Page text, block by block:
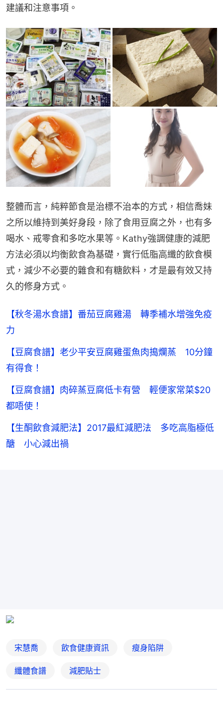
建議和注意事項。
整體而言，純粹節食是治標不治本的方式，相信喬妹
之所以維持到美好身段，除了食用豆腐之外，也有多
喝水、戒零食和多吃水果等。Kathy強調健康的減肥
方法必須以均衡飲食為基礎，實行低脂高纖的飲食模
式，減少不必要的雜食和有糖飲料，才是最有效又持
久的修身方式。
【秋冬湯水食譜】番茄豆腐雞湯 轉季補水增強免疫
力
【豆腐食譜】老少平安豆腐雞蛋魚肉搗爛蒸 10分鐘
有得食！
【豆腐食譜】肉碎蒸豆腐低卡有營 輕便家常菜$20
都唔使！
【生酮飲食減肥法】2017最紅減肥法 多吃高脂極低
醣 小心減出禍
宋慧喬 飲食健康資訊 瘦身陷阱
纖體食譜 減肥貼士